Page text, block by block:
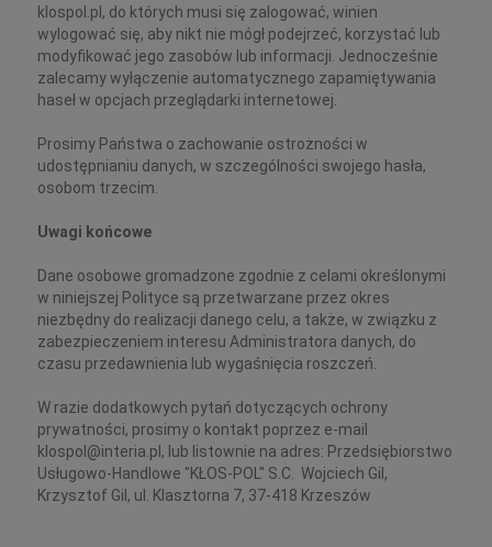
klospol.pl, do których musi się zalogować, winien
wylogować się, aby nikt nie mógł podejrzeć, korzystać lub
modyfikować jego zasobów lub informacji. Jednocześnie
zalecamy wyłączenie automatycznego zapamiętywania
haseł w opcjach przeglądarki internetowej.
Prosimy Państwa o zachowanie ostrożności w
udostępnianiu danych, w szczególności swojego hasła,
osobom trzecim.
Uwagi końcowe
Dane osobowe gromadzone zgodnie z celami określonymi
w niniejszej Polityce są przetwarzane przez okres
niezbędny do realizacji danego celu, a także, w związku z
zabezpieczeniem interesu Administratora danych, do
czasu przedawnienia lub wygaśnięcia roszczeń.
W razie dodatkowych pytań dotyczących ochrony
prywatności, prosimy o kontakt poprzez e-mail
klospol@interia.pl, lub listownie na adres: Przedsiębiorstwo
Usługowo-Handlowe "KŁOS-POL" S.C. Wojciech Gil,
Krzysztof Gil, ul. Klasztorna 7, 37-418 Krzeszów